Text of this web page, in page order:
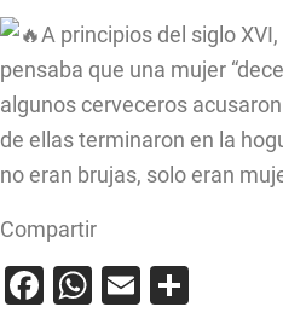
A principios del siglo
pensaba que una mujer
algunos cerveceros
de ellas terminaron en la
no eran brujas, solo eran
Compartir
Facebook
WhatsApp
Email